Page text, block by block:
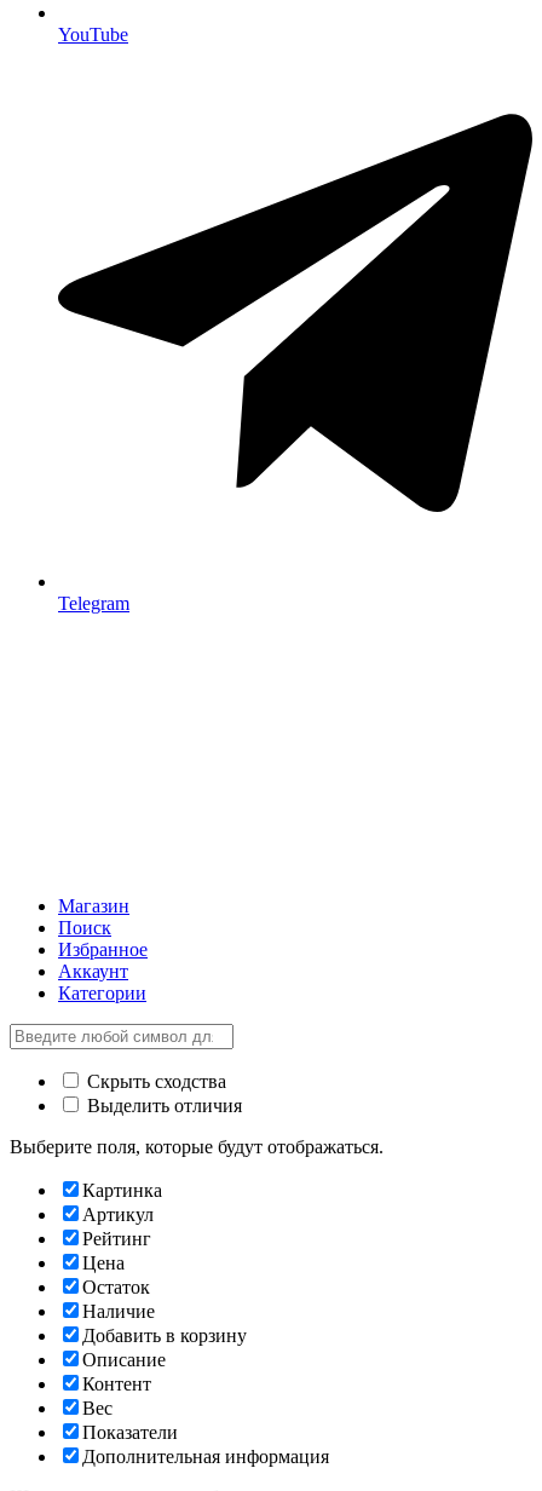
YouTube
Telegram
Магазин
Поиск
Избранное
Аккаунт
Категории
Скрыть сходства
Выделить отличия
Выберите поля, которые будут отображаться.
Картинка
Артикул
Рейтинг
Цена
Остаток
Наличие
Добавить в корзину
Описание
Контент
Вес
Показатели
Дополнительная информация